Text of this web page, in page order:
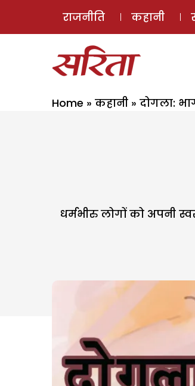
राजनीति कहानी
Home » कहानी » दोगला:
धर्मभीरु लोगों को अपनी